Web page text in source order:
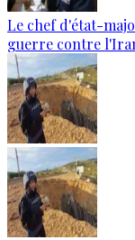
Le chef d'état-
guerre contre